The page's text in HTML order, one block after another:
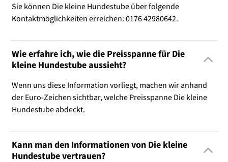
Sie können Die kleine Hundestube über folgende
Kontaktmöglichkeiten erreichen: 0176 42980642.
Wie erfahre ich, wie die Preisspanne für Die
kleine Hundestube aussieht?
Wenn uns diese Information vorliegt, machen wir anhand
der Euro-Zeichen sichtbar, welche Preisspanne Die kleine
Hundestube abdeckt.
Kann man den Informationen von Die kleine
Hundestube vertrauen?